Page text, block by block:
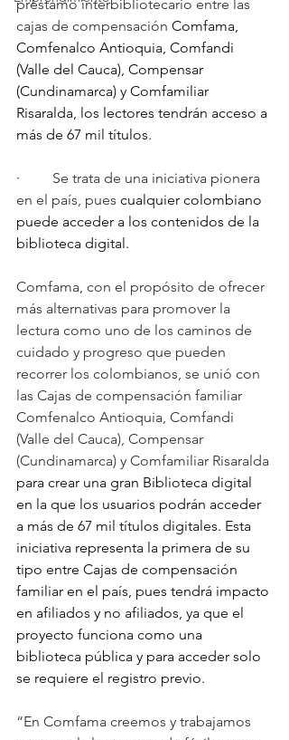
préstamo interbibliotecario entre las
cajas de compensación Comfama,
Comfenalco Antioquia, Comfandi
(Valle del Cauca), Compensar
(Cundinamarca) y Comfamiliar
Risaralda, los lectores tendrán acceso a
más de 67 mil títulos.
· Se trata de una iniciativa pionera
en el país, pues cualquier colombiano
puede acceder a los contenidos de la
biblioteca digital.
Comfama, con el propósito de ofrecer
más alternativas para promover la
lectura como uno de los caminos de
cuidado y progreso que pueden
recorrer los colombianos, se unió con
las Cajas de compensación familiar
Comfenalco Antioquia, Comfandi
(Valle del Cauca), Compensar
(Cundinamarca) y Comfamiliar Risaralda
para crear una gran Biblioteca digital
en la que los usuarios podrán acceder
a más de 67 mil títulos digitales. Esta
iniciativa representa la primera de su
tipo entre Cajas de compensación
familiar en el país, pues tendrá impacto
en afiliados y no afiliados, ya que el
proyecto funciona como una
biblioteca pública y para acceder solo
se requiere el registro previo.
“En Comfama creemos y trabajamos